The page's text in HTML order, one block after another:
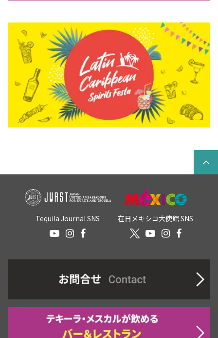
Tequila Journal SNS 在日メキシコ大使館 SNS